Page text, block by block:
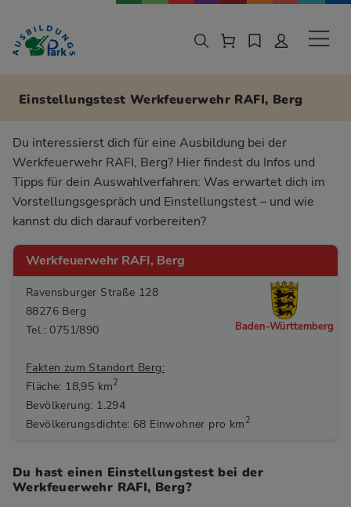
Zur Navigation springen
Zu den Hauptinhalten springen
Einstellungstest Werkfeuerwehr RAFI, Berg
Du interessierst dich für eine Ausbildung bei der
Werkfeuerwehr RAFI, Berg? Hier findest du Infos und
Tipps für dein Auswahlverfahren: Was erwartet dich im
Vorstellungsgespräch und Einstellungstest – und wie
kannst du dich darauf vorbereiten?
Werkfeuerwehr RAFI, Berg
Ravensburger Straße 128
88276 Berg
Tel.: 0751/890
Fakten zum Standort Berg:
Fläche: 18,95 km2
Bevölkerung: 1.294
Bevölkerungsdichte: 68 Einwohner pro km 2
Baden-Württemberg
Du hast einen Einstellungstest bei der
Werkfeuerwehr RAFI, Berg?